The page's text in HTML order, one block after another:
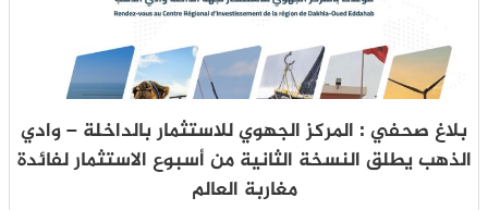
بلاغ صحفي : المركز الجهوي للاستثمار بالداخلة – وادي
الذهب يطلق النسخة الثانية من أسبوع الاستثمار لفائدة
مغاربة العالم